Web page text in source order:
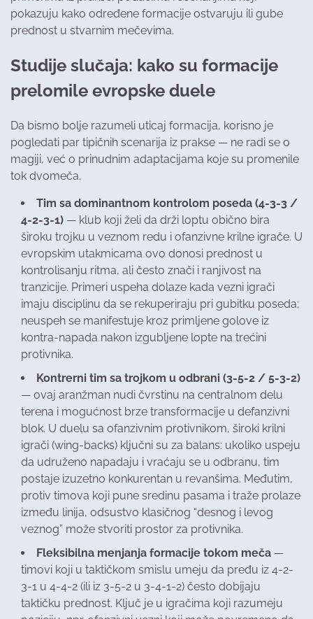
pokazuju kako određene formacije ostvaruju ili gube
prednost u stvarnim mečevima.
Studije slučaja: kako su formacije
prelomile evropske duele
Da bismo bolje razumeli uticaj formacija, korisno je
pogledati par tipičnih scenarija iz prakse — ne radi se o
magiji, već o prinudnim adaptacijama koje su promenile
tok dvomeča.
Tim sa dominantnom kontrolom poseda (4-3-3 /
4-2-3-1) — klub koji želi da drži loptu obično bira
široku trojku u veznom redu i ofanzivne krilne igrače. U
evropskim utakmicama ovo donosi prednost u
kontrolisanju ritma, ali često znači i ranjivost na
tranzicije. Primeri uspeha dolaze kada vezni igrači
imaju disciplinu da se rekuperiraju pri gubitku poseda;
neuspeh se manifestuje kroz primljene golove iz
kontra-napada nakon izgubljene lopte na trećini
protivnika.
Kontrerni tim sa trojkom u odbrani (3-5-2 / 5-3-2)
— ovaj aranžman nudi čvrstinu na centralnom delu
terena i mogućnost brze transformacije u defanzivni
blok. U duelu sa ofanzivnim protivnikom, široki krilni
igrači (wing-backs) ključni su za balans: ukoliko uspeju
da udruženo napadaju i vraćaju se u odbranu, tim
postaje izuzetno konkurentan u revanšima. Međutim,
protiv timova koji pune sredinu pasama i traže prolaze
između linija, odsustvo klasičnog “desnog i levog
veznog” može stvoriti prostor za protivnika.
Fleksibilna menjanja formacije tokom meča —
timovi koji u taktičkom smislu umeju da pređu iz 4-2-
3-1 u 4-4-2 (ili iz 3-5-2 u 3-4-1-2) često dobijaju
taktičku prednost. Ključ je u igračima koji razumeju